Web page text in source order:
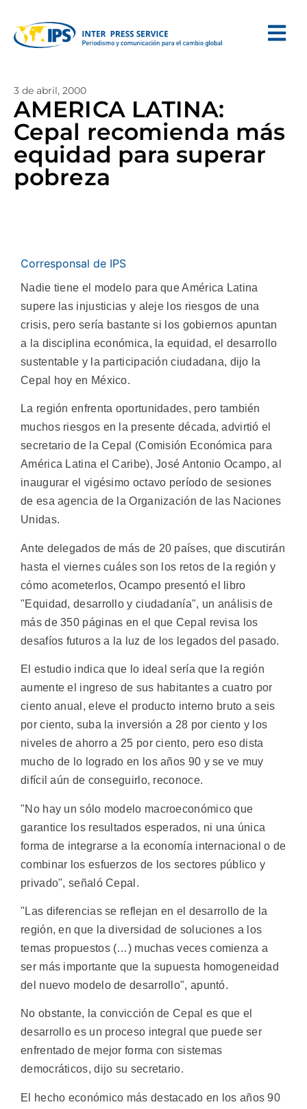
3 de abril, 2000
AMERICA LATINA:
Cepal recomienda más
equidad para superar
pobreza
Corresponsal de IPS
Nadie tiene el modelo para que América Latina
supere las injusticias y aleje los riesgos de una
crisis, pero sería bastante si los gobiernos apuntan
a la disciplina económica, la equidad, el desarrollo
sustentable y la participación ciudadana, dijo la
Cepal hoy en México.
La región enfrenta oportunidades, pero también
muchos riesgos en la presente década, advirtió el
secretario de la Cepal (Comisión Económica para
América Latina el Caribe), José Antonio Ocampo, al
inaugurar el vigésimo octavo período de sesiones
de esa agencia de la Organización de las Naciones
Unidas.
Ante delegados de más de 20 países, que discutirán
hasta el viernes cuáles son los retos de la región y
cómo acometerlos, Ocampo presentó el libro
"Equidad, desarrollo y ciudadanía", un análisis de
más de 350 páginas en el que Cepal revisa los
desafíos futuros a la luz de los legados del pasado.
El estudio indica que lo ideal sería que la región
aumente el ingreso de sus habitantes a cuatro por
ciento anual, eleve el producto interno bruto a seis
por ciento, suba la inversión a 28 por ciento y los
niveles de ahorro a 25 por ciento, pero eso dista
mucho de lo logrado en los años 90 y se ve muy
difícil aún de conseguirlo, reconoce.
"No hay un sólo modelo macroeconómico que
garantice los resultados esperados, ni una única
forma de integrarse a la economía internacional o de
combinar los esfuerzos de los sectores público y
privado", señaló Cepal.
"Las diferencias se reflejan en el desarrollo de la
región, en que la diversidad de soluciones a los
temas propuestos (…) muchas veces comienza a
ser más importante que la supuesta homogeneidad
del nuevo modelo de desarrollo", apuntó.
No obstante, la convicción de Cepal es que el
desarrollo es un proceso integral que puede ser
enfrentado de mejor forma con sistemas
democráticos, dijo su secretario.
El hecho económico más destacado en los años 90